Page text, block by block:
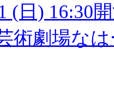
(日) 16:30
術劇場な